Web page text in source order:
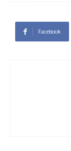
Facebook